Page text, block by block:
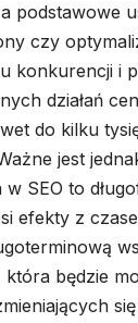
podstawowe
czy
konkurencji i
działań
do kilku
jest
w SEO to
efekty z
która będzie